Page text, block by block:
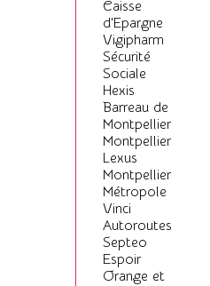
Caisse
d'Epargne
Vigipharm
Sécurité
Sociale
Hexis
Barreau de
Montpellier
Montpellier
Lexus
Montpellier
Métropole
Vinci
Autoroutes
Septeo
Espoir
Orange et